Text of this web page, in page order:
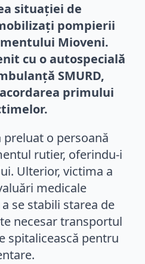
situației de
pompierii
Mioveni.
cu o autospecială
SMURD,
primului
preluat o persoană
rutier, oferindu-i
Ulterior, victima a
medicale
se stabili starea de
necesar transportul
spitalicească pentru